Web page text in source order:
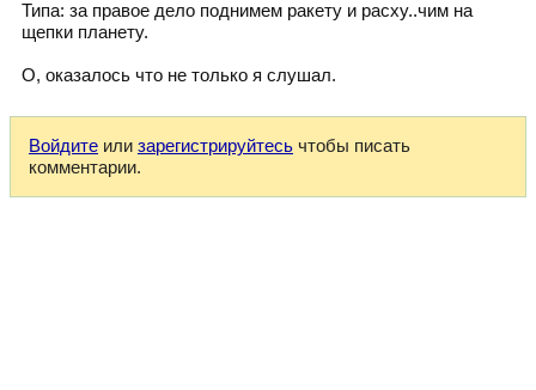
Типа: за правое дело поднимем ракету и расху..чим на
щепки планету.
О, оказалось что не только я слушал.
Войдите или зарегистрируйтесь чтобы писать
комментарии.